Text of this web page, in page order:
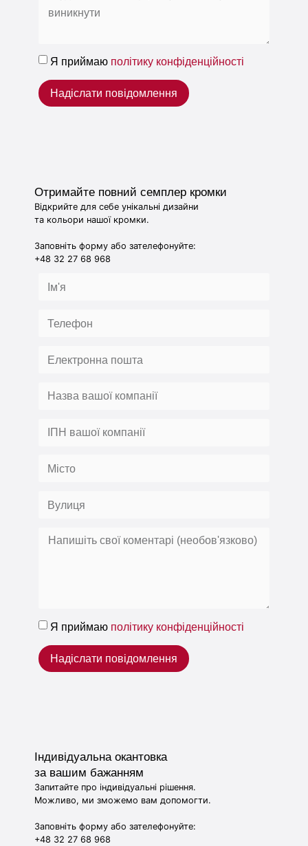
Я приймаю політику конфіденційності
Надіслати повідомлення
Отримайте повний семплер кромки
Відкрийте для себе унікальні дизайни
та кольори нашої кромки.
Заповніть форму або зателефонуйте:
+48 32 27 68 968
Я приймаю політику конфіденційності
Надіслати повідомлення
Індивідуальна окантовка
за вашим бажанням
Запитайте про індивідуальні рішення.
Можливо, ми зможемо вам допомогти.
Заповніть форму або зателефонуйте:
+48 32 27 68 968